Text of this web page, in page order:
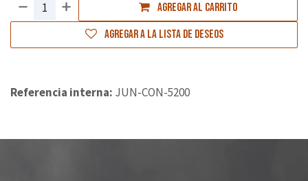
Agregar al carrito
Agregar a la lista de deseos
Referencia interna: JUN-CON-5200